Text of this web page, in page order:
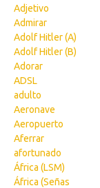
Adjetivo
Admirar
Adolf Hitler (A)
Adolf Hitler (B)
Adorar
ADSL
adulto
Aeronave
Aeropuerto
Aferrar
afortunado
África (LSM)
África (Señas